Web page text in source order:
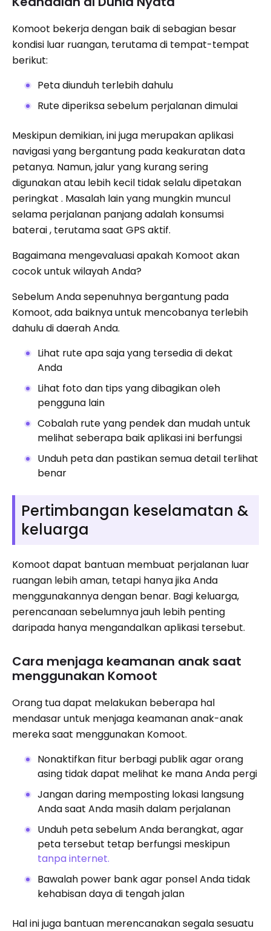
Komoot bekerja dengan baik di sebagian besar
kondisi luar ruangan, terutama di tempat-tempat
berikut:
Peta diunduh terlebih dahulu
Rute diperiksa sebelum perjalanan dimulai
Meskipun demikian, ini juga merupakan aplikasi
navigasi yang bergantung pada keakuratan data
petanya. Namun, jalur yang kurang sering
digunakan atau lebih kecil tidak selalu dipetakan
peringkat . Masalah lain yang mungkin muncul
selama perjalanan panjang adalah konsumsi
baterai , terutama saat GPS aktif.
Bagaimana mengevaluasi apakah Komoot akan
cocok untuk wilayah Anda?
Sebelum Anda sepenuhnya bergantung pada
Komoot, ada baiknya untuk mencobanya terlebih
dahulu di daerah Anda.
Lihat rute apa saja yang tersedia di dekat
Anda
Lihat foto dan tips yang dibagikan oleh
pengguna lain
Cobalah rute yang pendek dan mudah untuk
melihat seberapa baik aplikasi ini berfungsi
Unduh peta dan pastikan semua detail terlihat
benar
Pertimbangan keselamatan &
keluarga
Komoot dapat bantuan membuat perjalanan luar
ruangan lebih aman, tetapi hanya jika Anda
menggunakannya dengan benar. Bagi keluarga,
perencanaan sebelumnya jauh lebih penting
daripada hanya mengandalkan aplikasi tersebut.
Cara menjaga keamanan anak saat
menggunakan Komoot
Orang tua dapat melakukan beberapa hal
mendasar untuk menjaga keamanan anak-anak
mereka saat menggunakan Komoot.
Nonaktifkan fitur berbagi publik agar orang
asing tidak dapat melihat ke mana Anda pergi
Jangan daring memposting lokasi langsung
Anda saat Anda masih dalam perjalanan
Unduh peta sebelum Anda berangkat, agar
peta tersebut tetap berfungsi meskipun
tanpa internet.
Bawalah power bank agar ponsel Anda tidak
kehabisan daya di tengah jalan
Hal ini juga bantuan merencanakan segala sesuatu